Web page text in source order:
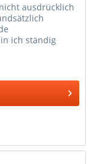
ausdrücklich
ich ständig